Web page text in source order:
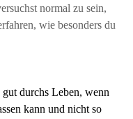
normal zu sein,
wie besonders du
durchs Leben, wenn
kann und nicht so